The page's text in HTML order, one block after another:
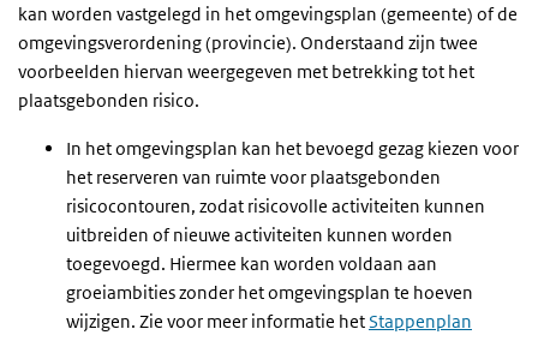
kan worden vastgelegd in het omgevingsplan (gemeente) of de
omgevingsverordening (provincie). Onderstaand zijn twee
voorbeelden hiervan weergegeven met betrekking tot het
plaatsgebonden risico.
In het omgevingsplan kan het bevoegd gezag kiezen voor
het reserveren van ruimte voor plaatsgebonden
risicocontouren, zodat risicovolle activiteiten kunnen
uitbreiden of nieuwe activiteiten kunnen worden
toegevoegd. Hiermee kan worden voldaan aan
groeiambities zonder het omgevingsplan te hoeven
wijzigen. Zie voor meer informatie hetStappenplan